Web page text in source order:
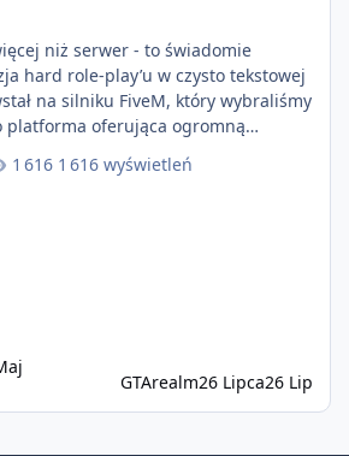
niż serwer - to świadomie
hard role-play’u w czysto tekstowej
na silniku FiveM, który wybraliśmy
platforma oferująca ogromną
szybszy rozwój systemów niż w
Usprawniona
1 616 wyświetleń
GTArealm26 Lipca26 Lip